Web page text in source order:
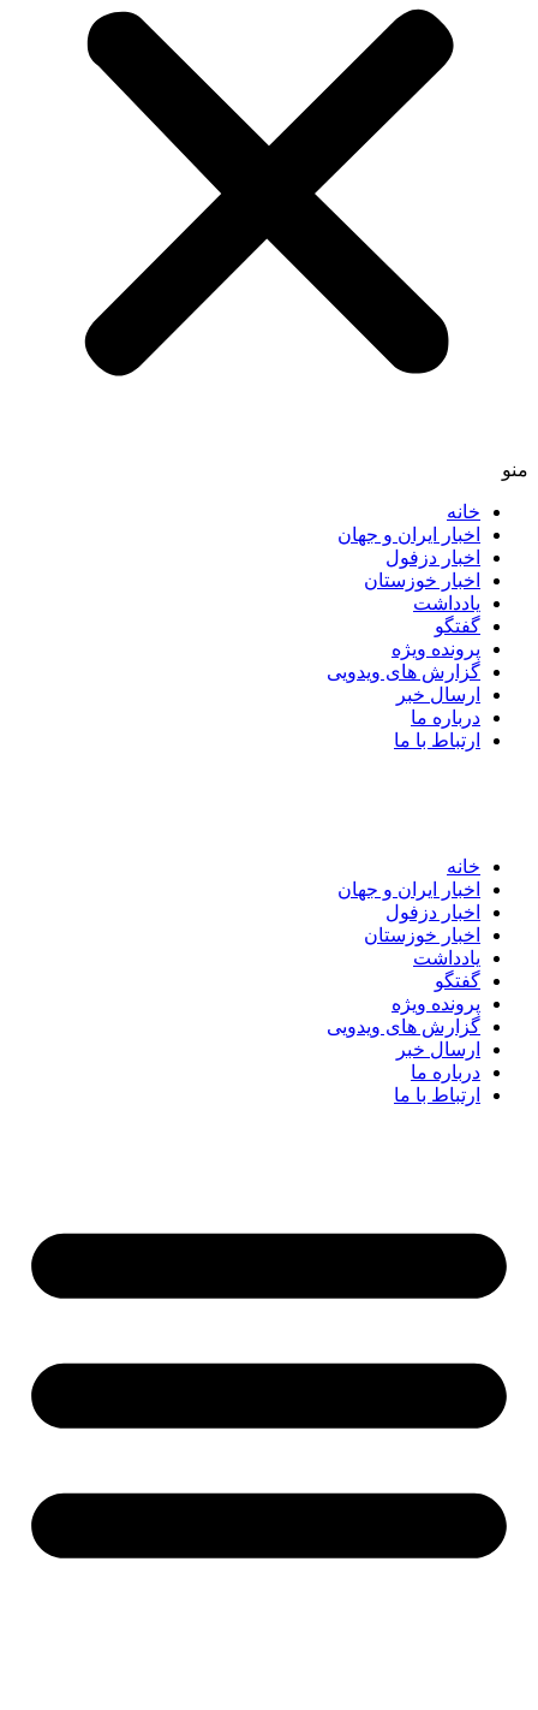
خانه
اخبار ایران و جهان
اخبار دزفول
اخبار خوزستان
یادداشت
گفتگو
پرونده ویژه
گزارش های ویدویی
ارسال خبر
درباره ما
ارتباط با ما
خانه
اخبار ایران و جهان
اخبار دزفول
اخبار خوزستان
یادداشت
گفتگو
پرونده ویژه
گزارش های ویدویی
ارسال خبر
درباره ما
ارتباط با ما